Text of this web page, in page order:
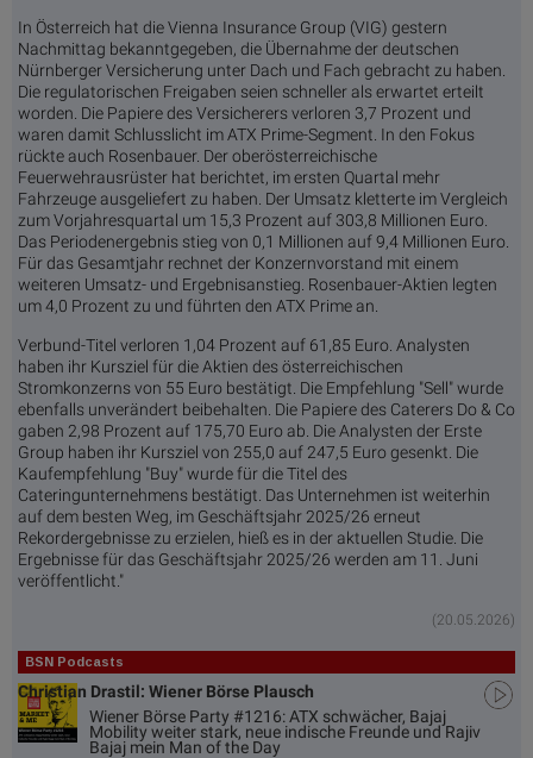
In Österreich hat die Vienna Insurance Group (VIG) gestern
Nachmittag bekanntgegeben, die Übernahme der deutschen
Nürnberger Versicherung unter Dach und Fach gebracht zu haben.
Die regulatorischen Freigaben seien schneller als erwartet erteilt
worden. Die Papiere des Versicherers verloren 3,7 Prozent und
waren damit Schlusslicht im ATX Prime-Segment. In den Fokus
rückte auch Rosenbauer. Der oberösterreichische
Feuerwehrausrüster hat berichtet, im ersten Quartal mehr
Fahrzeuge ausgeliefert zu haben. Der Umsatz kletterte im Vergleich
zum Vorjahresquartal um 15,3 Prozent auf 303,8 Millionen Euro.
Das Periodenergebnis stieg von 0,1 Millionen auf 9,4 Millionen Euro.
Für das Gesamtjahr rechnet der Konzernvorstand mit einem
weiteren Umsatz- und Ergebnisanstieg. Rosenbauer-Aktien legten
um 4,0 Prozent zu und führten den ATX Prime an.
Verbund-Titel verloren 1,04 Prozent auf 61,85 Euro. Analysten
haben ihr Kursziel für die Aktien des österreichischen
Stromkonzerns von 55 Euro bestätigt. Die Empfehlung "Sell" wurde
ebenfalls unverändert beibehalten. Die Papiere des Caterers Do & Co
gaben 2,98 Prozent auf 175,70 Euro ab. Die Analysten der Erste
Group haben ihr Kursziel von 255,0 auf 247,5 Euro gesenkt. Die
Kaufempfehlung "Buy" wurde für die Titel des
Cateringunternehmens bestätigt. Das Unternehmen ist weiterhin
auf dem besten Weg, im Geschäftsjahr 2025/26 erneut
Rekordergebnisse zu erzielen, hieß es in der aktuellen Studie. Die
Ergebnisse für das Geschäftsjahr 2025/26 werden am 11. Juni
veröffentlicht."
(20.05.2026)
BSN Podcasts
Christian Drastil: Wiener Börse Plausch
Wiener Börse Party #1216: ATX schwächer, Bajaj
Mobility weiter stark, neue indische Freunde und Rajiv
Bajaj mein Man of the Day